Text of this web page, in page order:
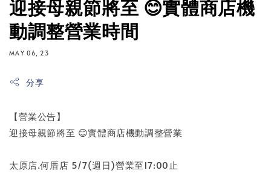
迎接母親節將至 😊實體商店機
動調整營業時間
MAY 06, 23
分享
【營業公告】
迎接母親節將至 😊實體商店機動調整營業
太原店.何厝店 5/7(週日)營業至17:00止